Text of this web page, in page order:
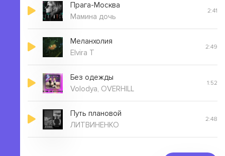
Прага-Москва
Мамина дочь
2:41
Меланхолия
Elvira T
2:49
Без одежды
Volodya, OVERHILL
1:52
Путь плановой
ЛИТВИНЕНКО
2:48